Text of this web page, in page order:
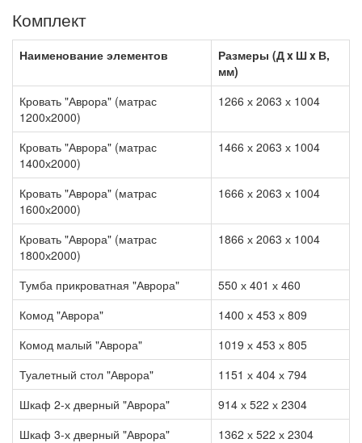
Комплект
Наименование элементов
Размеры (Д x Ш x В,
мм)
Кровать "Аврора" (матрас
1200х2000)
1266 х 2063 х 1004
Кровать "Аврора" (матрас
1400х2000)
1466 х 2063 х 1004
Кровать "Аврора" (матрас
1600х2000)
1666 х 2063 х 1004
Кровать "Аврора" (матрас
1800х2000)
1866 х 2063 х 1004
Тумба прикроватная "Аврора"
550 х 401 х 460
Комод "Аврора"
1400 х 453 х 809
Комод малый "Аврора"
1019 х 453 х 805
Туалетный стол "Аврора"
1151 х 404 х 794
Шкаф 2-х дверный "Аврора"
914 х 522 х 2304
Шкаф 3-х дверный "Аврора"
1362 х 522 х 2304